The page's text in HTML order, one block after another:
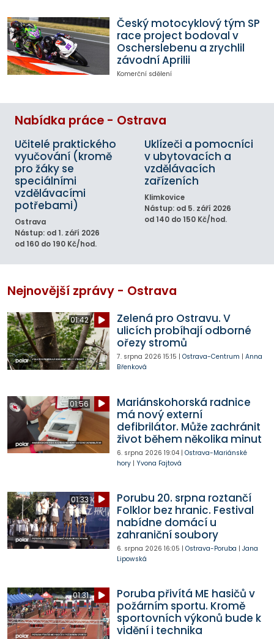
Český motocyklový tým SP
race project bodoval v
Oscherslebenu a zrychlil
závodní Aprilii
Komerční sdělení
Nabídka práce - Ostrava
Učitelé praktického
vyučování (kromě
pro žáky se
speciálními
vzdělávacími
potřebami)
Ostrava
Nástup: od 1. září 2026
od 160 do 190 Kč/hod.
Uklízeči a pomocníci
v ubytovacích a
vzdělávacích
zařízeních
Klimkovice
Nástup: od 5. září 2026
od 140 do 150 Kč/hod.
Nejnovější zprávy - Ostrava
01:42
Zelená pro Ostravu. V
ulicích probíhají odborné
ořezy stromů
7. srpna 2026 15:15 | Ostrava-Centrum | Anna
Břenková
01:56
Mariánskohorská radnice
má nový externí
defibrilátor. Může zachránit
život během několika minut
6. srpna 2026 19:04| Ostrava-Mariánské
hory| Yvona Fajtová
01:33
Porubu 20. srpna roztančí
Folklor bez hranic. Festival
nabídne domácí u
zahraniční soubory
6. srpna 2026 16:05 | Ostrava-Poruba | Jana
Lipowská
01:31
Poruba přivítá ME hasičů v
požárním sportu. Kromě
sportovních výkonů bude k
vidění i technika